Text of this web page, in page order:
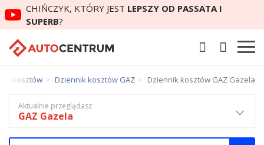
CHIŃCZYK, KTÓRY JEST LEPSZY OD PASSATA I
SUPERB?
kosztów Dziennik kosztów GAZ Dziennik kosztów GAZ Gazela
Aktualnie przeglądasz
GAZ Gazela